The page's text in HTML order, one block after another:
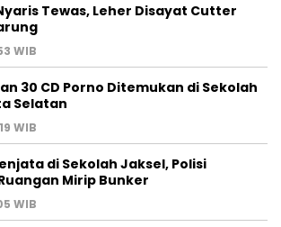
Tewas, Leher Disayat Cutter
WIB
30 CD Porno Ditemukan di Sekolah
Selatan
WIB
di Sekolah Jaksel, Polisi
Mirip Bunker
WIB